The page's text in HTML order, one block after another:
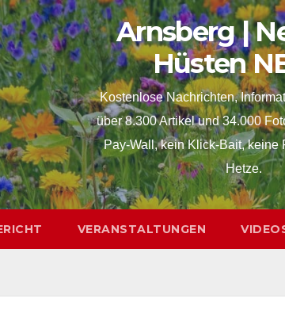
Arnsberg |
Hüsten
Kostenlose Nachrichten,
über 8.300 Artikel und 34.000
Pay-Wall, kein Klick-Bait, keine
Hetze.
VERANSTALTUNGEN